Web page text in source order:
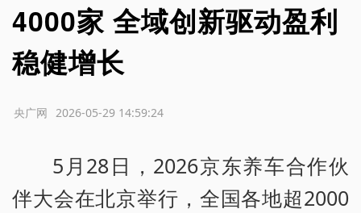
4000家 全域创新驱动盈利
稳健增长
2026-05-29 14:59:24
央广网
5月28日，2026京东养车合作伙
伴大会在北京举行，全国各地超2000